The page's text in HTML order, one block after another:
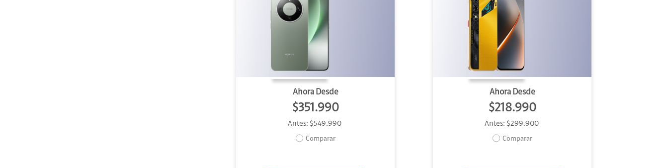
Ahora Desde
$351.990
Antes:$549.990
Comparar
Ahora Desde
$218.990
Antes: $299.900
Comparar